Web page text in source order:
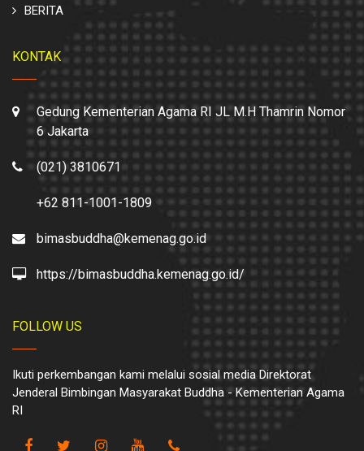
BERITA
KONTAK
Gedung Kementerian Agama RI JL M.H Thamrin Nomor
6 Jakarta
(021) 3810671
+62 811-1001-1809
bimasbuddha@kemenag.go.id
https://bimasbuddha.kemenag.go.id/
FOLLOW US
Ikuti perkembangan kami melalui sosial media Direktorat
Jenderal Bimbingan Masyarakat Buddha - Kementerian Agama
RI